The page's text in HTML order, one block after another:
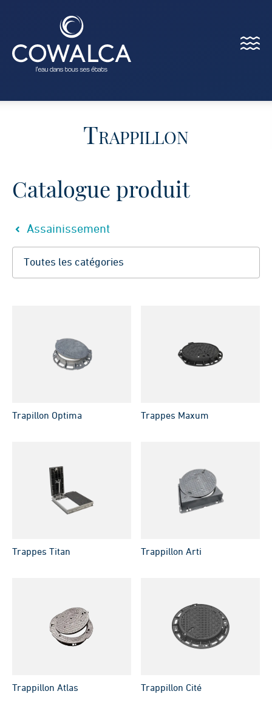
Menu
Trappillon
Catalogue produit
Assainissement
Trapillon Optima Trappes Maxum
Trappes Titan Trappillon Arti
Trappillon Atlas Trappillon Cité